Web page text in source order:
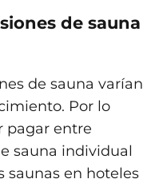
de sauna
de sauna varían
Por lo
pagar entre
sauna individual
saunas en hoteles